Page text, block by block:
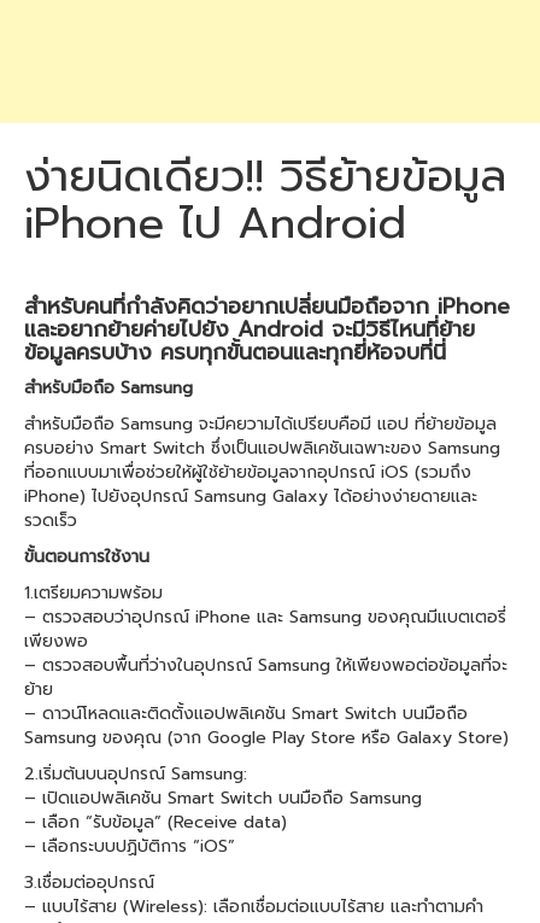
ง่ายนิดเดียว!! วิธีย้ายข้อมูล
iPhone ไป Android
สำหรับคนที่กำลังคิดว่าอยากเปลี่ยนมือถือจาก iPhone
และอยากย้ายค่ายไปยัง Android จะมีวิธีไหนที่ย้าย
ข้อมูลครบบ้าง ครบทุกขั้นตอนและทุกยี่ห้อจบที่นี่
สำหรับมือถือ Samsung
สำหรับมือถือ Samsung จะมีคยวามได้เปรียบคือมี แอป ที่ย้ายข้อมูล
ครบอย่าง Smart Switch ซึ่งเป็นแอปพลิเคชันเฉพาะของ Samsung
ที่ออกแบบมาเพื่อช่วยให้ผู้ใช้ย้ายข้อมูลจากอุปกรณ์ iOS (รวมถึง
iPhone) ไปยังอุปกรณ์ Samsung Galaxy ได้อย่างง่ายดายและ
รวดเร็ว
ขั้นตอนการใช้งาน
1.เตรียมความพร้อม
– ตรวจสอบว่าอุปกรณ์ iPhone และ Samsung ของคุณมีแบตเตอรี่
เพียงพอ
– ตรวจสอบพื้นที่ว่างในอุปกรณ์ Samsung ให้เพียงพอต่อข้อมูลที่จะ
ย้าย
– ดาวน์โหลดและติดตั้งแอปพลิเคชัน Smart Switch บนมือถือ
Samsung ของคุณ (จาก Google Play Store หรือ Galaxy Store)
2.เริ่มต้นบนอุปกรณ์ Samsung:
– เปิดแอปพลิเคชัน Smart Switch บนมือถือ Samsung
– เลือก “รับข้อมูล” (Receive data)
– เลือกระบบปฏิบัติการ “iOS”
3.เชื่อมต่ออุปกรณ์
– แบบไร้สาย (Wireless): เลือกเชื่อมต่อแบบไร้สาย และทำตามคำ